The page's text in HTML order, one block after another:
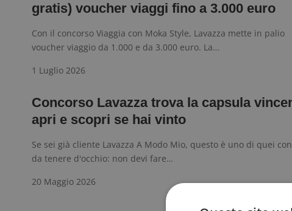
gratis) voucher viaggi fino a 3.000 euro
Con il concorso Viaggia con Moka Style, Lavazza mette in palio
voucher viaggio da 1.000 e da 3.000 euro. La…
1 Luglio 2026
Concorso Lavazza trova la capsula
apri e scopri se hai vinto
Se sei già cliente Lavazza A Modo Mio, questo è uno di quei
da tenere d'occhio: non devi fare…
20 Maggio 2026